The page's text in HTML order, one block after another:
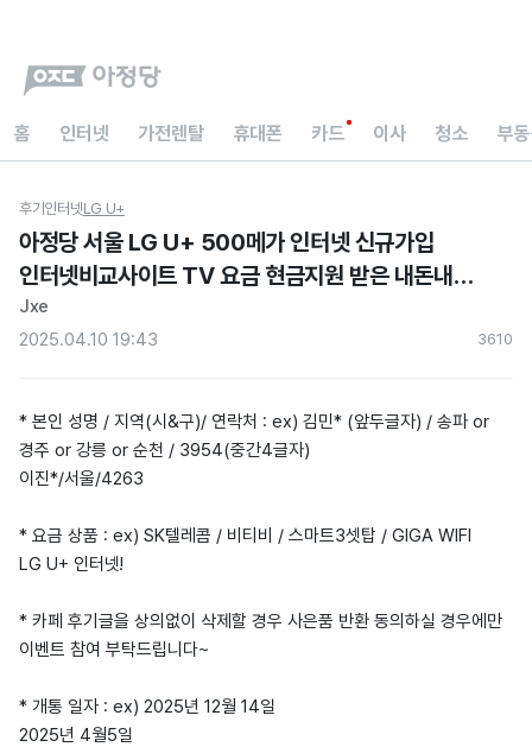
홈 인터넷 가전렌탈 휴대폰 카드 이사 청소 부
후기 인터넷LG U+
아정당 서울 LG U+ 500메가 인터넷 신규가입
인터넷비교사이트 TV 요금 현금지원 받은 내돈내산
설치 후기
Jxe
2025.04.10 19:43
361 0
* 본인 성명 / 지역(시&구)/ 연락처 : ex) 김민* (앞두글자) / 송파 or
경주 or 강릉 or 순천 / 3954(중간4글자)
이진*/서울/4263
* 요금 상품 : ex) SK텔레콤 / 비티비 / 스마트3셋탑 / GIGA WIFI
LG U+ 인터넷!
* 카페 후기글을 상의없이 삭제할 경우 사은품 반환 동의하실 경우에만
이벤트 참여 부탁드립니다~
* 개통 일자 : ex) 2025년 12월 14일
2025년 4월5일